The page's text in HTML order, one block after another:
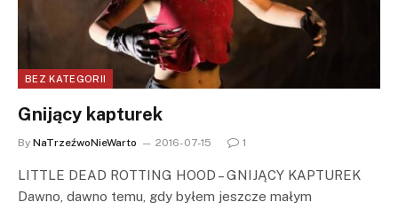
BEZ KATEGORII
Gnijący kapturek
By NaTrzeźwoNieWarto 2016-07-15 1
LITTLE DEAD ROTTING HOOD – GNIJĄCY KAPTUREK
Dawno, dawno temu, gdy byłem jeszcze małym